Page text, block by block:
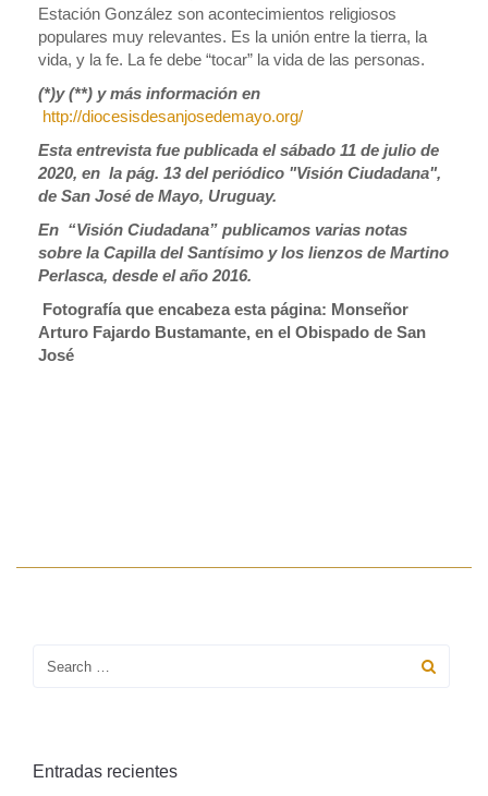
Estación González son acontecimientos religiosos
populares muy relevantes. Es la unión entre la tierra, la
vida, y la fe. La fe debe “tocar” la vida de las personas.
(*)y (**) y más información en
http://diocesisdesanjosedemayo.org/
Esta entrevista fue publicada el sábado 11 de julio de
2020, en la pág. 13 del periódico "Visión Ciudadana",
de San José de Mayo, Uruguay.
En “Visión Ciudadana” publicamos varias notas
sobre la Capilla del Santísimo y los lienzos de Martino
Perlasca, desde el año 2016.
Fotografía que encabeza esta página: Monseñor
Arturo Fajardo Bustamante, en el Obispado de San
José
Entradas recientes